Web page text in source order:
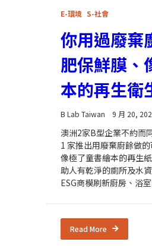
E-環境 S-社會
你用過廢棄
肥保鮮膜、
本的再生衛
B Lab Taiwan 9 月 20,
澳洲2家B型企業不約而
1 家推出用廢棄廚餘做
像極了童書繪本的再生
助人有乾淨的廁所及水
ESG商模刷新廚房、浴
Read More